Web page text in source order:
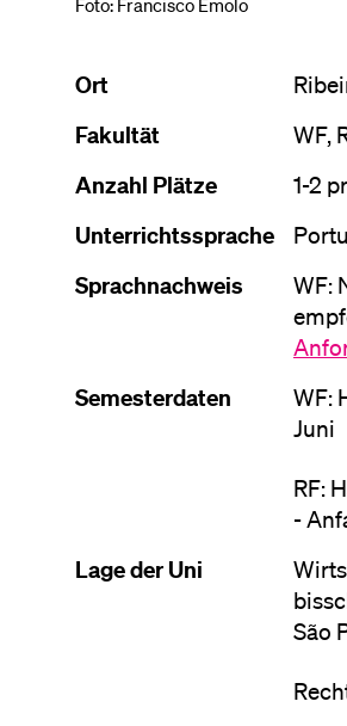
Foto: Francisco Emolo
Ort
Fakultät WF,
Anzahl Plätze 1-2
Unterrichtssprache
Sprachnachweis
WF:
Semesterdaten
WF:
Juni
RF:
-
Lage der Uni
São
Alumni